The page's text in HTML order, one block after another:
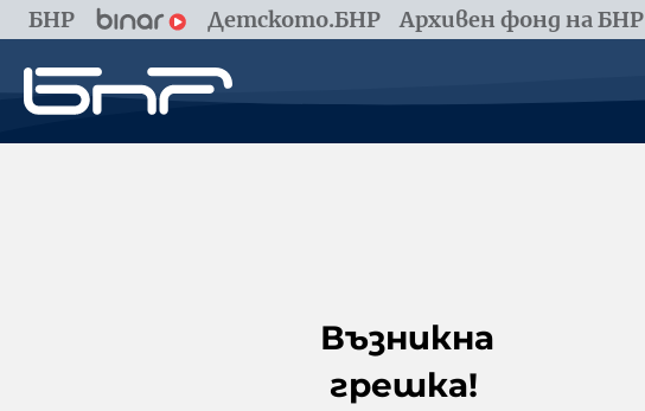
БНР Детското.БНР Архивен фонд на БНР
Възникна
грешка!